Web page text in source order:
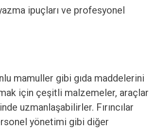
ipuçları ve profesyonel
mamuller gibi gıda maddelerini
için çeşitli malzemeler, araçlar
uzmanlaşabilirler. Fırıncılar
yönetimi gibi diğer